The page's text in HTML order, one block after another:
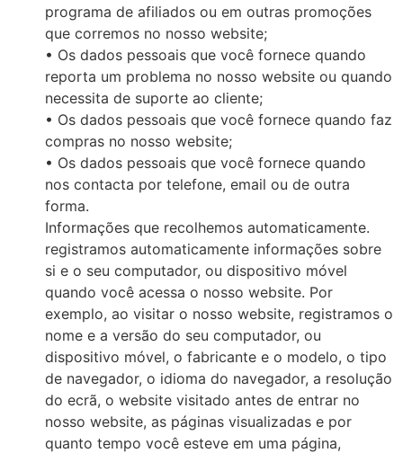
programa de afiliados ou em outras promoções
que corremos no nosso website;
• Os dados pessoais que você fornece quando
reporta um problema no nosso website ou quando
necessita de suporte ao cliente;
• Os dados pessoais que você fornece quando faz
compras no nosso website;
• Os dados pessoais que você fornece quando
nos contacta por telefone, email ou de outra
forma.
Informações que recolhemos automaticamente.
registramos automaticamente informações sobre
si e o seu computador, ou dispositivo móvel
quando você acessa o nosso website. Por
exemplo, ao visitar o nosso website, registramos o
nome e a versão do seu computador, ou
dispositivo móvel, o fabricante e o modelo, o tipo
de navegador, o idioma do navegador, a resolução
do ecrã, o website visitado antes de entrar no
nosso website, as páginas visualizadas e por
quanto tempo você esteve em uma página,